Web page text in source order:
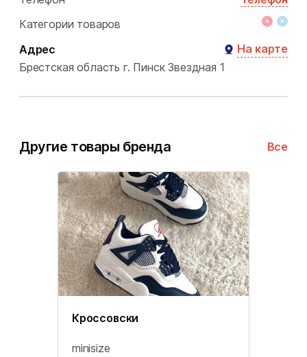
Категории товаров
Адрес
На карте
Брестская область г. Пинск Звездная 1
Другие товары бренда Все
Кроссовски
minisize